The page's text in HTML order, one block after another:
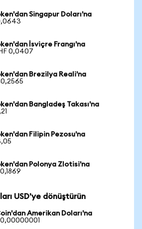
Singapur Doları'na
İsviçre Frangı'na
0,0407
Brezilya Reali'na
Bangladeş Takası'na
Filipin Pezosu'na
Polonya Zlotisi'na
USD'ye dönüştürün
Amerikan Doları'na